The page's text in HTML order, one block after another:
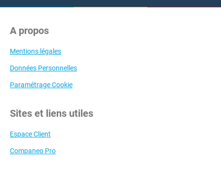
A propos
Mentions légales
Données Personnelles
Paramétrage Cookie
Sites et liens utiles
Espace Client
Companeo Pro